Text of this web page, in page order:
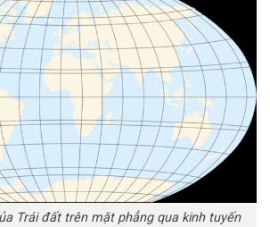
Trái đất trên mặt phẳng qua kinh tuyến